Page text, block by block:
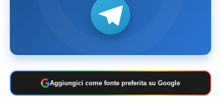
Aggiungici come fonte preferita su Google